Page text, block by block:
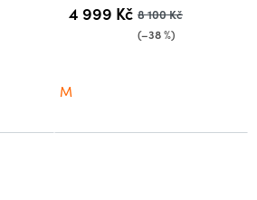
4 999 Kč 8 100 Kč
(–38 %)
M